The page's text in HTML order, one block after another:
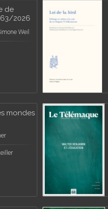
de
2026
Weil
mondes